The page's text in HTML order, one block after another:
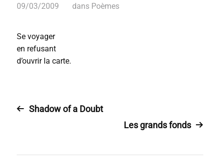
09/03/2009 dans Poèmes
Se voyager
en refusant
d’ouvrir la carte.
Shadow of a Doubt
Les grands fonds